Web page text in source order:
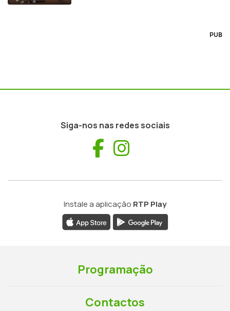
PUB
Siga-nos nas redes sociais
Facebook
Instale a aplicação RTP Play
Programação
Contactos